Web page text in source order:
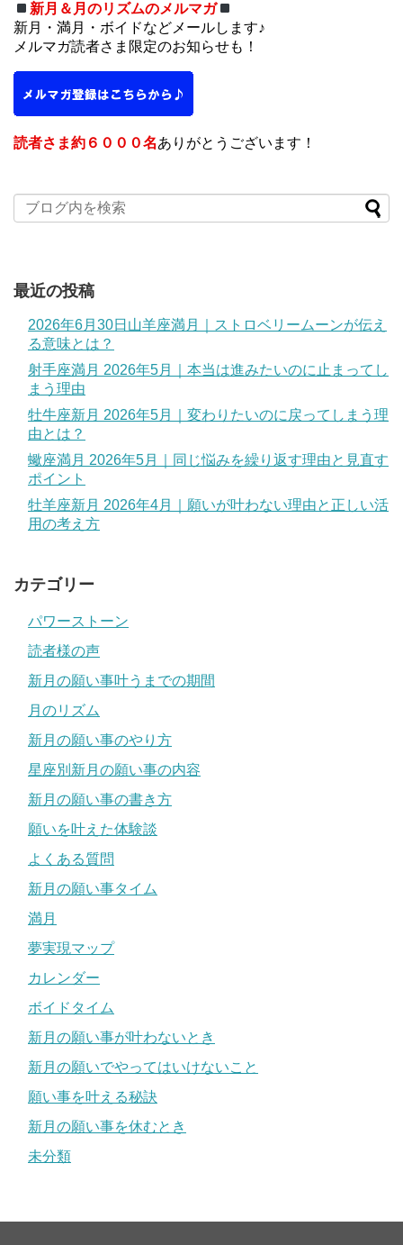
新月＆月のリズムのメルマガ
新月・満月・ボイドなどメールします♪
メルマガ読者さま限定のお知らせも！
読者さま約６０００名ありがとうございます！
最近の投稿
2026年6月30日山羊座満月｜ストロベリームーンが伝え
る意味とは？
射手座満月 2026年5月｜本当は進みたいのに止まってし
まう理由
牡牛座新月 2026年5月｜変わりたいのに戻ってしまう理
由とは？
蠍座満月 2026年5月｜同じ悩みを繰り返す理由と見直す
ポイント
牡羊座新月 2026年4月｜願いが叶わない理由と正しい活
用の考え方
カテゴリー
パワーストーン
読者様の声
新月の願い事叶うまでの期間
月のリズム
新月の願い事のやり方
星座別新月の願い事の内容
新月の願い事の書き方
願いを叶えた体験談
よくある質問
新月の願い事タイム
満月
夢実現マップ
カレンダー
ボイドタイム
新月の願い事が叶わないとき
新月の願いでやってはいけないこと
願い事を叶える秘訣
新月の願い事を休むとき
未分類